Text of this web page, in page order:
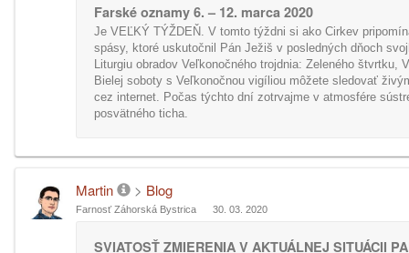
Farské oznamy 6. – 12. marca 2020
Je VEĽKÝ TÝŽDEŇ. V tomto týždni si ako Cirkev
spásy, ktoré uskutočnil Pán Ježiš v posledných dňoch
Liturgiu obradov Veľkonočného trojdnia: Zeleného štvrtku,
Bielej soboty s Veľkonočnou vigíliou môžete sledovať
cez internet. Počas týchto dní zotrvajme v atmosfére
posvätného ticha.
Martin > Blog
Farnosť Záhorská Bystrica 30. 03. 2020
SVIATOSŤ ZMIERENIA V AKTUÁLNEJ SITUÁCII